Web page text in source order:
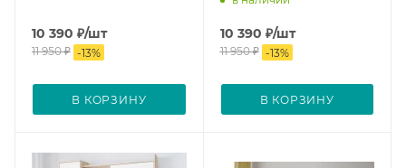
10 390 ₽/шт
11 950₽ -13%
В КОРЗИНУ
10 390 ₽/шт
11 950₽ -13%
В КОРЗИНУ